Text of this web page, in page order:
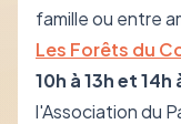
famille ou entre
Les Forêts du
10h à 13h et 14h
l'Association du